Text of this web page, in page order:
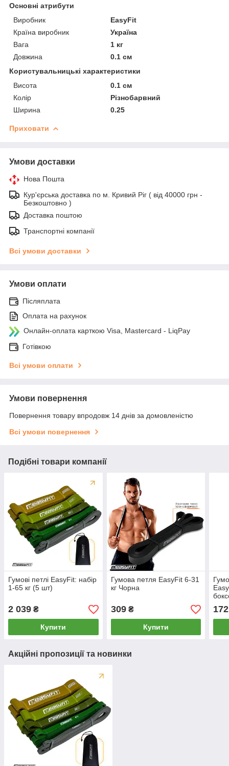
Основні атрибути
Виробник
EasyFit
Країна виробник
Україна
Вага
1 кг
Довжина
0.1 см
Користувальницькі характеристики
Висота
0.1 см
Колір
Різнобарвний
Ширина
0.25
Приховати
Умови доставки
Нова Пошта
Кур'єрська доставка по м. Кривий Ріг ( від 40000 грн -
Безкоштовно )
Доставка поштою
Транспортні компанії
Всі умови доставки
Умови оплати
Післяплата
Оплата на рахунок
Онлайн-оплата карткою Visa, Mastercard - LiqPay
Готівкою
Всі умови оплати
Умови повернення
Повернення товару впродовж 14 днів за домовленістю
Всі умови повернення
Подібні товари компанії
Гумові петлі EasyFit: набір
1-65 кг (5 шт)
2 039 ₴
Купити
Гумова петля EasyFit 6-31
кг Чорна
309₴
Купити
172
Акційні пропозиції та новинки